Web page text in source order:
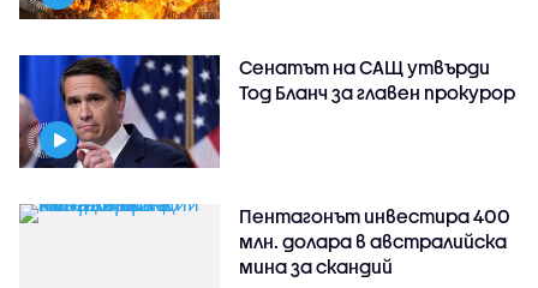
Сенатът на САЩ утвърди
Тод Бланч за главен прокурор
Пентагонът инвестира 400
млн. долара в австралийска
мина за скандий